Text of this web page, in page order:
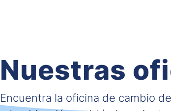
Nuestras
Encuentra la oficina de cambio